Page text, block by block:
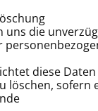
uns die
diese Daten
löschen, sofern